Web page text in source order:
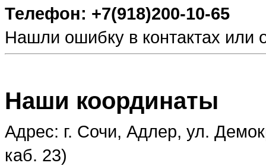
Телефон: +7(918)200-10-65
Нашли ошибку в контактах
Наши координаты
Адрес: г. Сочи, Адлер, ул.
каб. 23)